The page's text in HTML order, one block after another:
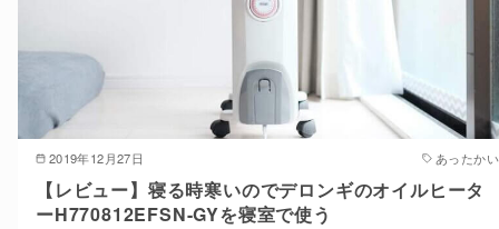
2019年12月27日 あったかい
【レビュー】寝る時寒いのでデロンギのオイルヒータ
ーH770812EFSN-GYを寝室で使う